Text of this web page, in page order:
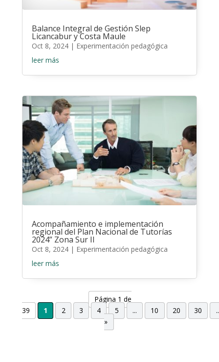
Balance Integral de Gestión Slep
Licancabur y Costa Maule
Oct 8, 2024| Experimentación pedagógica
leer más
Acompañamiento e implementación
regional del Plan Nacional de Tutorías
2024” Zona Sur II
Oct 8, 2024| Experimentación pedagógica
leer más
Página 1 de
39
1 2 3 4 5 ... 10 20 30
»